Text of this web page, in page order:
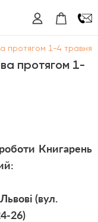
протягом 1-4 травня
протягом 1-
Книгарень
(вул.
26)